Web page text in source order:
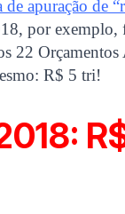
de apuração de
por exemplo,
22
R$ 5 tri!